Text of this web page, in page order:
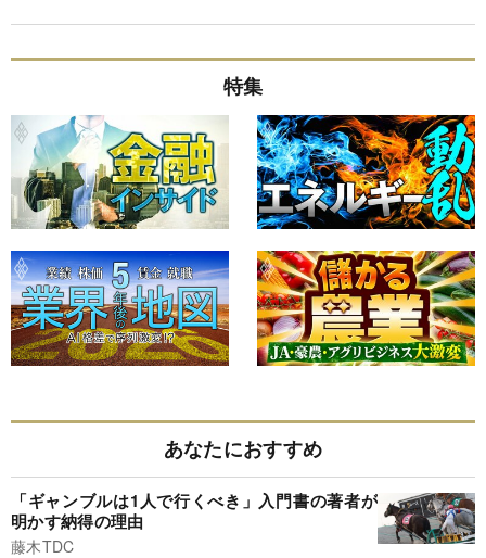
特集
あなたにおすすめ
「ギャンブルは1人で行くべき」入門書の著者が
明かす納得の理由
藤木TDC